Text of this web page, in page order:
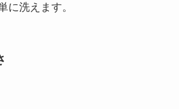
に洗えます。